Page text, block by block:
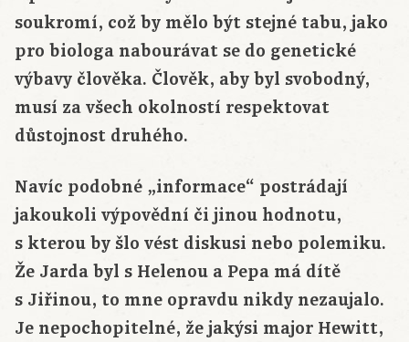
soukromí, což by mělo být stejné tabu, jako
pro biologa nabourávat se do genetické
výbavy člověka. Člověk, aby byl svobodný,
musí za všech okolností respektovat
důstojnost druhého.
Navíc podobné „informace“ postrádají
jakoukoli výpovědní či jinou hodnotu,
s kterou by šlo vést diskusi nebo polemiku.
Že Jarda byl s Helenou a Pepa má dítě
s Jiřinou, to mne opravdu nikdy nezaujalo.
Je nepochopitelné, že jakýsi major Hewitt,